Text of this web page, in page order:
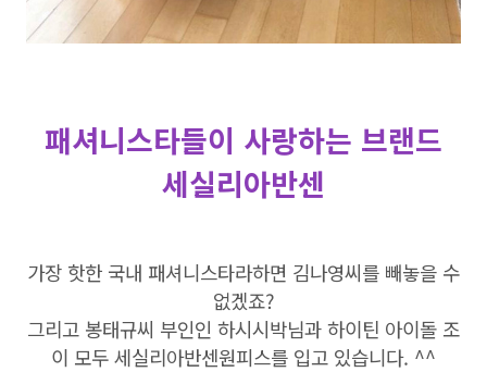
패셔니스타들이 사랑하는 브랜드
세실리아반센
가장 핫한 국내 패셔니스타라하면 김나영씨를 빼놓을 수
없겠죠?
그리고 봉태규씨 부인인 하시시박님과 하이틴 아이돌 조
이 모두 세실리아반센원피스를 입고 있습니다. ^^